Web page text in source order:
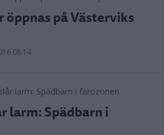
öppnas på Västerviks
08.14
larm: Spädbarn i